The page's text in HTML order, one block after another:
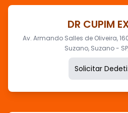
DR CUPIM
Av. Armando Salles de Oliveira,
Suzano, Suzano -
Solicitar